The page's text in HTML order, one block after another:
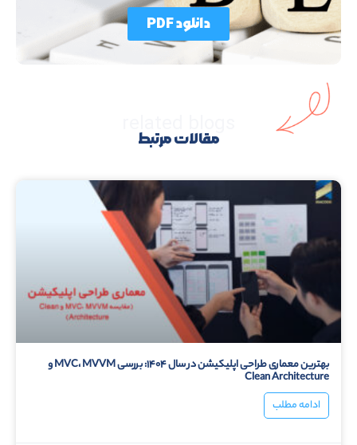
دانلود PDF
مقالات مرتبط
بهترین معماری طراحی اپلیکیشن در سال ۱۴۰۴: بررسی MVC، MVVM و
Clean Architecture
ادامه مطلب